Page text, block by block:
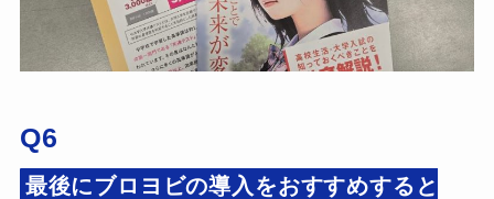
Q6
最後にブロヨビの導入をおすすめすると